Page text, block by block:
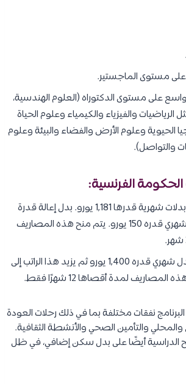
على مستوى الماجستير.
على مستوى الدكتوراه (العلوم الهندسية،
الرياضيات والفيزياء والكيمياء وعلوم الحياة
الحيوية وعلوم الأرض والفضاء والبيئة وعلوم
والتواصل).
الفرنسية:
درجة الماجستير: بدلات شهرية قدرها 1,181 يورو. بدل إعالة قدرة
1,031 يورو. وراتب شهري قدره 150 يورو. يتم منح هذه المصاريف
درجة الدكتوراه: بدل شهري قدره 1,400 يورو ثم يزيد هذا الراتب إلى
البرنامج نفقات مختلفة بما في ذلك رحلات العودة
والمحلي والتأمين الصحي والأنشطة الثقافية.
الدراسية أيضًا على بدل سكن إضافي، في ظل